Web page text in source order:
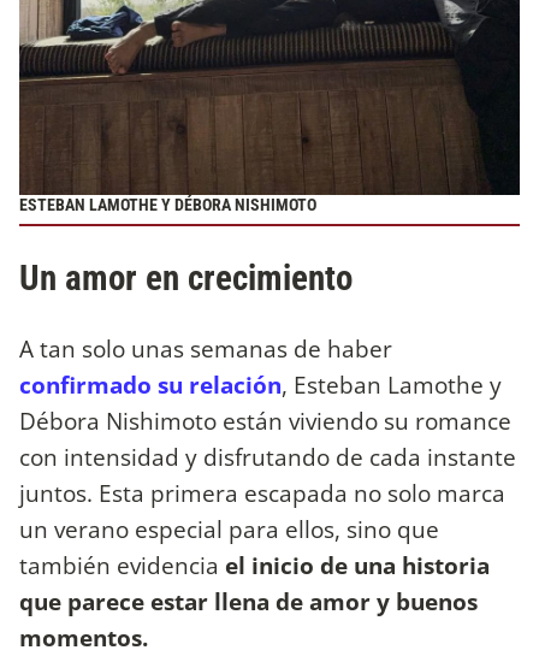
ESTEBAN LAMOTHE Y DÉBORA NISHIMOTO
Un amor en crecimiento
A tan solo unas semanas de haber
confirmado su relación, Esteban Lamothe y
Débora Nishimoto están viviendo su romance
con intensidad y disfrutando de cada instante
juntos. Esta primera escapada no solo marca
un verano especial para ellos, sino que
también evidencia el inicio de una historia
que parece estar llena de amor y buenos
momentos.